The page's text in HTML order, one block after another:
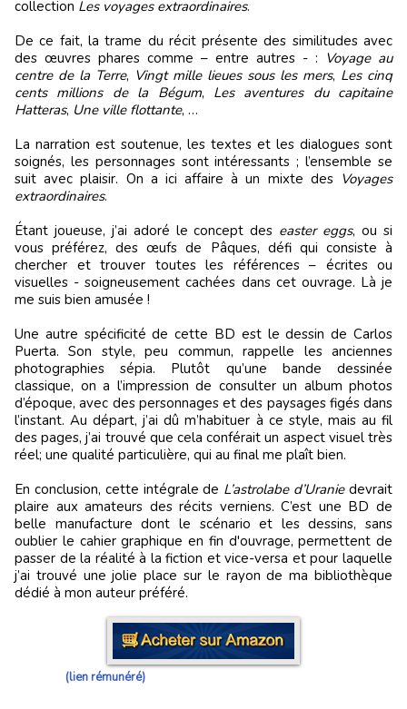
collection Les voyages extraordinaires.
De ce fait, la trame du récit présente des similitudes avec
des œuvres phares comme – entre autres - : Voyage au
centre de la Terre, Vingt mille lieues sous les mers, Les cinq
cents millions de la Bégum, Les aventures du capitaine
Hatteras, Une ville flottante, …
La narration est soutenue, les textes et les dialogues sont
soignés, les personnages sont intéressants ; l’ensemble se
suit avec plaisir. On a ici affaire à un mixte des Voyages
extraordinaires.
Étant joueuse, j’ai adoré le concept des easter eggs, ou si
vous préférez, des œufs de Pâques, défi qui consiste à
chercher et trouver toutes les références – écrites ou
visuelles - soigneusement cachées dans cet ouvrage. Là je
me suis bien amusée !
Une autre spécificité de cette BD est le dessin de Carlos
Puerta. Son style, peu commun, rappelle les anciennes
photographies sépia. Plutôt qu’une bande dessinée
classique, on a l’impression de consulter un album photos
d’époque, avec des personnages et des paysages figés dans
l’instant. Au départ, j’ai dû m’habituer à ce style, mais au fil
des pages, j’ai trouvé que cela conférait un aspect visuel très
réel; une qualité particulière, qui au final me plaît bien.
En conclusion, cette intégrale de L’astrolabe d’Uraniedevrait
plaire aux amateurs des récits verniens. C’est une BD de
belle manufacture dont le scénario et les dessins, sans
oublier le cahier graphique en fin d'ouvrage, permettent de
passer de la réalité à la fiction et vice-versa et pour laquelle
j’ai trouvé une jolie place sur le rayon de ma bibliothèque
dédié à mon auteur préféré.
(lien rémunéré)